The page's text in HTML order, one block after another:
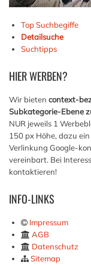
Top Suchbegiffe
Detailsuche
Suchtipps
HIERWERBEN?
Wir bieten context-
Subkategorie-Ebene
NUR jeweils 1
150 px Höhe, dazu
Verlinkung Google-
vereinbart. Bei
kontaktieren!
INFO-LINKS
Impressum
AGB
Datenschutz
Sitemap